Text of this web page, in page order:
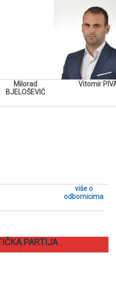
Milorad
BJELOŠEVIĆ
Vitomir
više o
odbornicima
PARTIJA